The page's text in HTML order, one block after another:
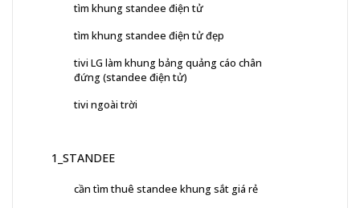
tìm khung standee điện tử
tìm khung standee điện tử đẹp
tivi LG làm khung bảng quảng cáo chân
đứng (standee điện tử)
tivi ngoài trời
1_STANDEE
cần tìm thuê standee khung sắt giá rẻ